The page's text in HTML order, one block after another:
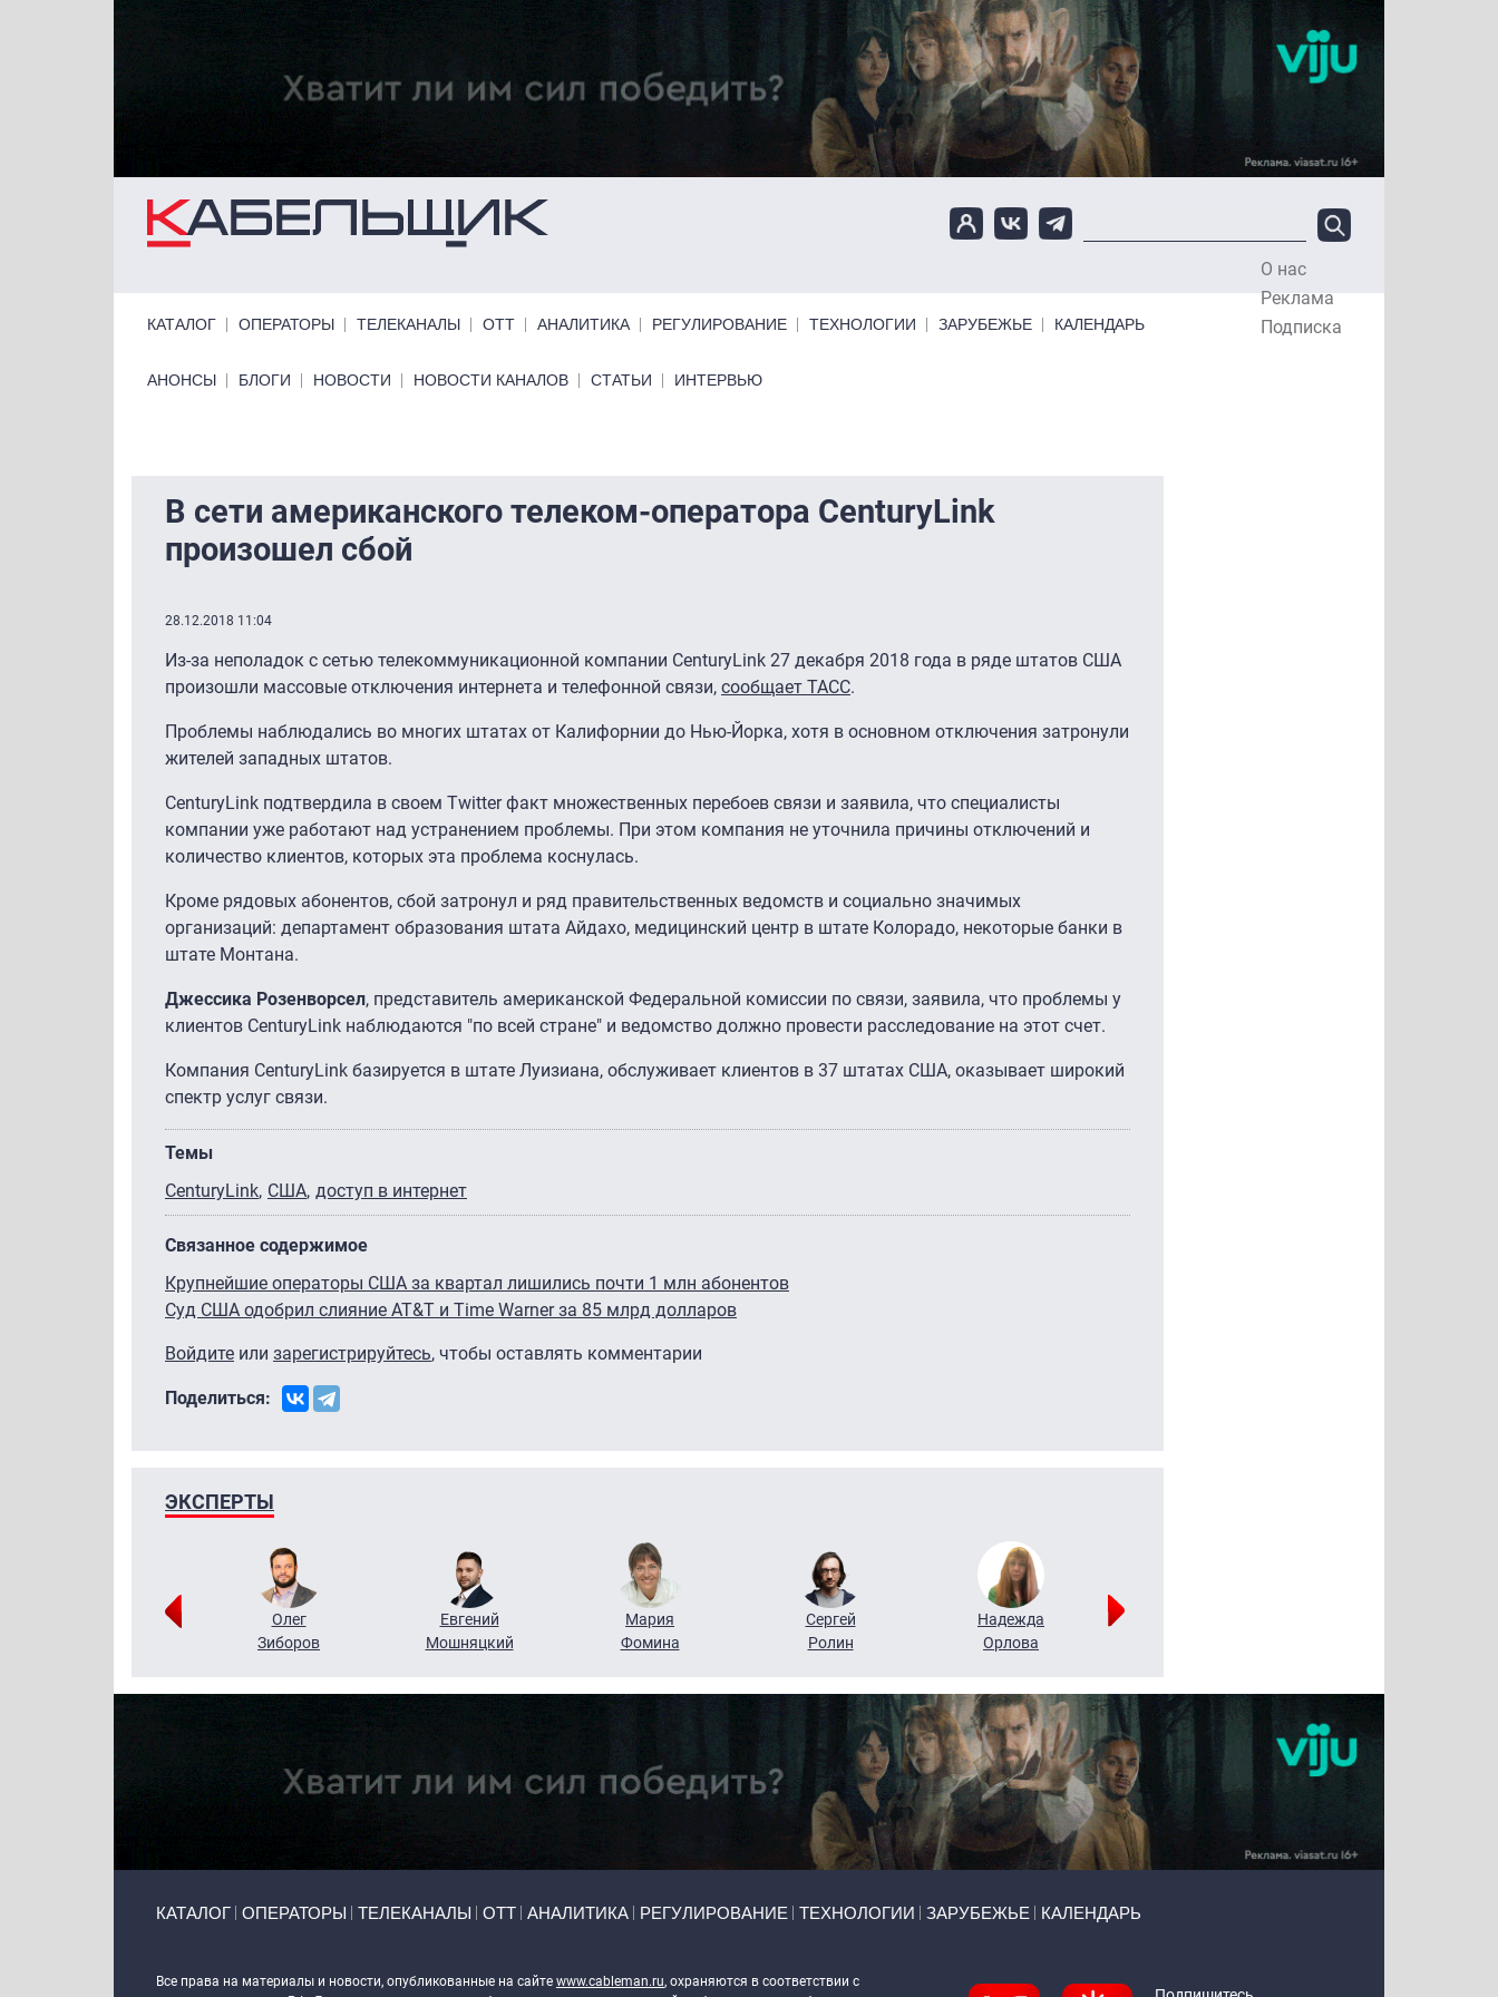
Перейти к основному содержанию
О нас
Реклама
Подписка
КАТАЛОГ ОПЕРАТОРЫ ТЕЛЕКАНАЛЫ ОТТ АНАЛИТИКА РЕГУЛИРОВАНИЕ ТЕХНОЛОГИИ ЗАРУБЕЖЬЕ КАЛЕНДАРЬ
Primary links bottom
АНОНСЫ БЛОГИ НОВОСТИ НОВОСТИ КАНАЛОВ СТАТЬИ ИНТЕРВЬЮ
В сети американского телеком-оператора CenturyLink
произошел сбой
28.12.2018 11:04
Из-за неполадок с сетью телекоммуникационной компании CenturyLink 27 декабря 2018 года в ряде штатов США
произошли массовые отключения интернета и телефонной связи, сообщает ТАСС.
Проблемы наблюдались во многих штатах от Калифорнии до Нью-Йорка, хотя в основном отключения затронули
жителей западных штатов.
CenturyLink подтвердила в своем Twitter факт множественных перебоев связи и заявила, что специалисты
компании уже работают над устранением проблемы. При этом компания не уточнила причины отключений и
количество клиентов, которых эта проблема коснулась.
Кроме рядовых абонентов, сбой затронул и ряд правительственных ведомств и социально значимых
организаций: департамент образования штата Айдахо, медицинский центр в штате Колорадо, некоторые банки в
штате Монтана.
Джессика Розенворсел, представитель американской Федеральной комиссии по связи, заявила, что проблемы у
клиентов CenturyLink наблюдаются "по всей стране" и ведомство должно провести расследование на этот счет.
Компания CenturyLink базируется в штате Луизиана, обслуживает клиентов в 37 штатах США, оказывает широкий
спектр услуг связи.
Темы
CenturyLink США доступ в интернет
Связанное содержимое
Крупнейшие операторы США за квартал лишились почти 1 млн абонентов
Суд США одобрил слияние AT&T и Time Warner за 85 млрд долларов
Войдите или зарегистрируйтесь, чтобы оставлять комментарии
Поделиться:
ЭКСПЕРТЫ
Олег
Зиборов
Евгений
Мошняцкий
Мария
Фомина
Сергей
Ролин
Надежда
Орлова
КАТАЛОГ ОПЕРАТОРЫ ТЕЛЕКАНАЛЫ ОТТ АНАЛИТИКА РЕГУЛИРОВАНИЕ ТЕХНОЛОГИИ ЗАРУБЕЖЬЕ КАЛЕНДАРЬ
Все права на материалы и новости, опубликованные на сайте www.cableman.ru, охраняются в соответствии с